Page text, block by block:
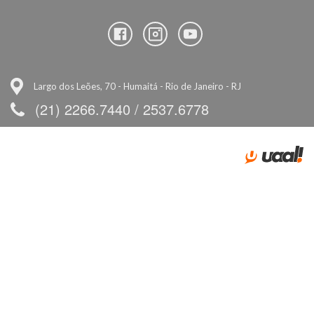
Largo dos Leões, 70 - Humaitá - Rio de Janeiro - RJ
(21) 2266.7440 / 2537.6778